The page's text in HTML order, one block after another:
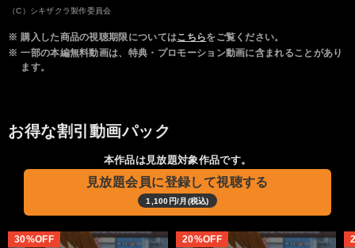
（C）シキザクラ製作委員会
※ 購入した商品の視聴期限についてはこちらをご覧ください。
※ 一部の本編無料動画は、特典・プロモーション動画に含まれることがあり
ます。
お得な割引動画パック
本作品は見放題対象作品です。
見放題会員に登録して視聴する
1,100円/月(税込)
30%OFF 20%OFF